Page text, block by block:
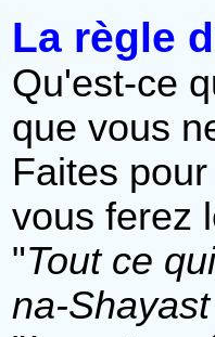
La règle
Qu'est-ce
que vous
Faites
vous ferez
"Tout ce
na-Shayast